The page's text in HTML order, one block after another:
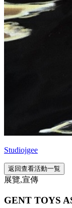
Studiojgee
返回查看活動一覧
展覽,宣傳
GENT TOYS